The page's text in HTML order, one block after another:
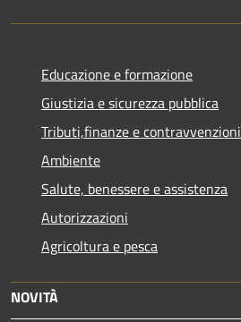
Educazione e formazione
Giustizia e sicurezza pubblica
Tributi,finanze e contravvenzioni
Ambiente
Salute, benessere e assistenza
Autorizzazioni
Agricoltura e pesca
NOVITÀ